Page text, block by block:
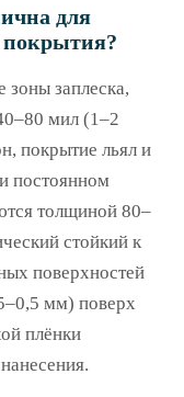
для
покрытия?
зоны заплеска,
мил (1–2
покрытие льял и
постоянном
толщиной 80–
стойкий к
поверхностей
мм) поверх
плёнки